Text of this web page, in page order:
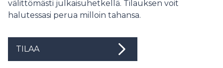
välittömästi julkaisuhetkellä. Tilauksen voit
halutessasi perua milloin tahansa.
TILAA